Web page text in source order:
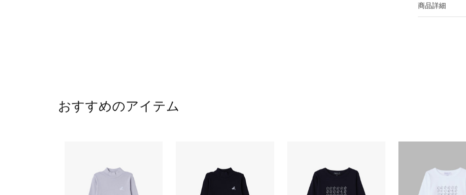
商品詳細
おすすめのアイテム